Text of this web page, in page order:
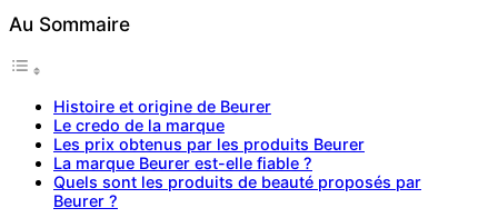
Au Sommaire
Histoire et origine de Beurer
Le credo de la marque
Les prix obtenus par les produits Beurer
La marque Beurer est-elle fiable ?
Quels sont les produits de beauté proposés par
Beurer ?